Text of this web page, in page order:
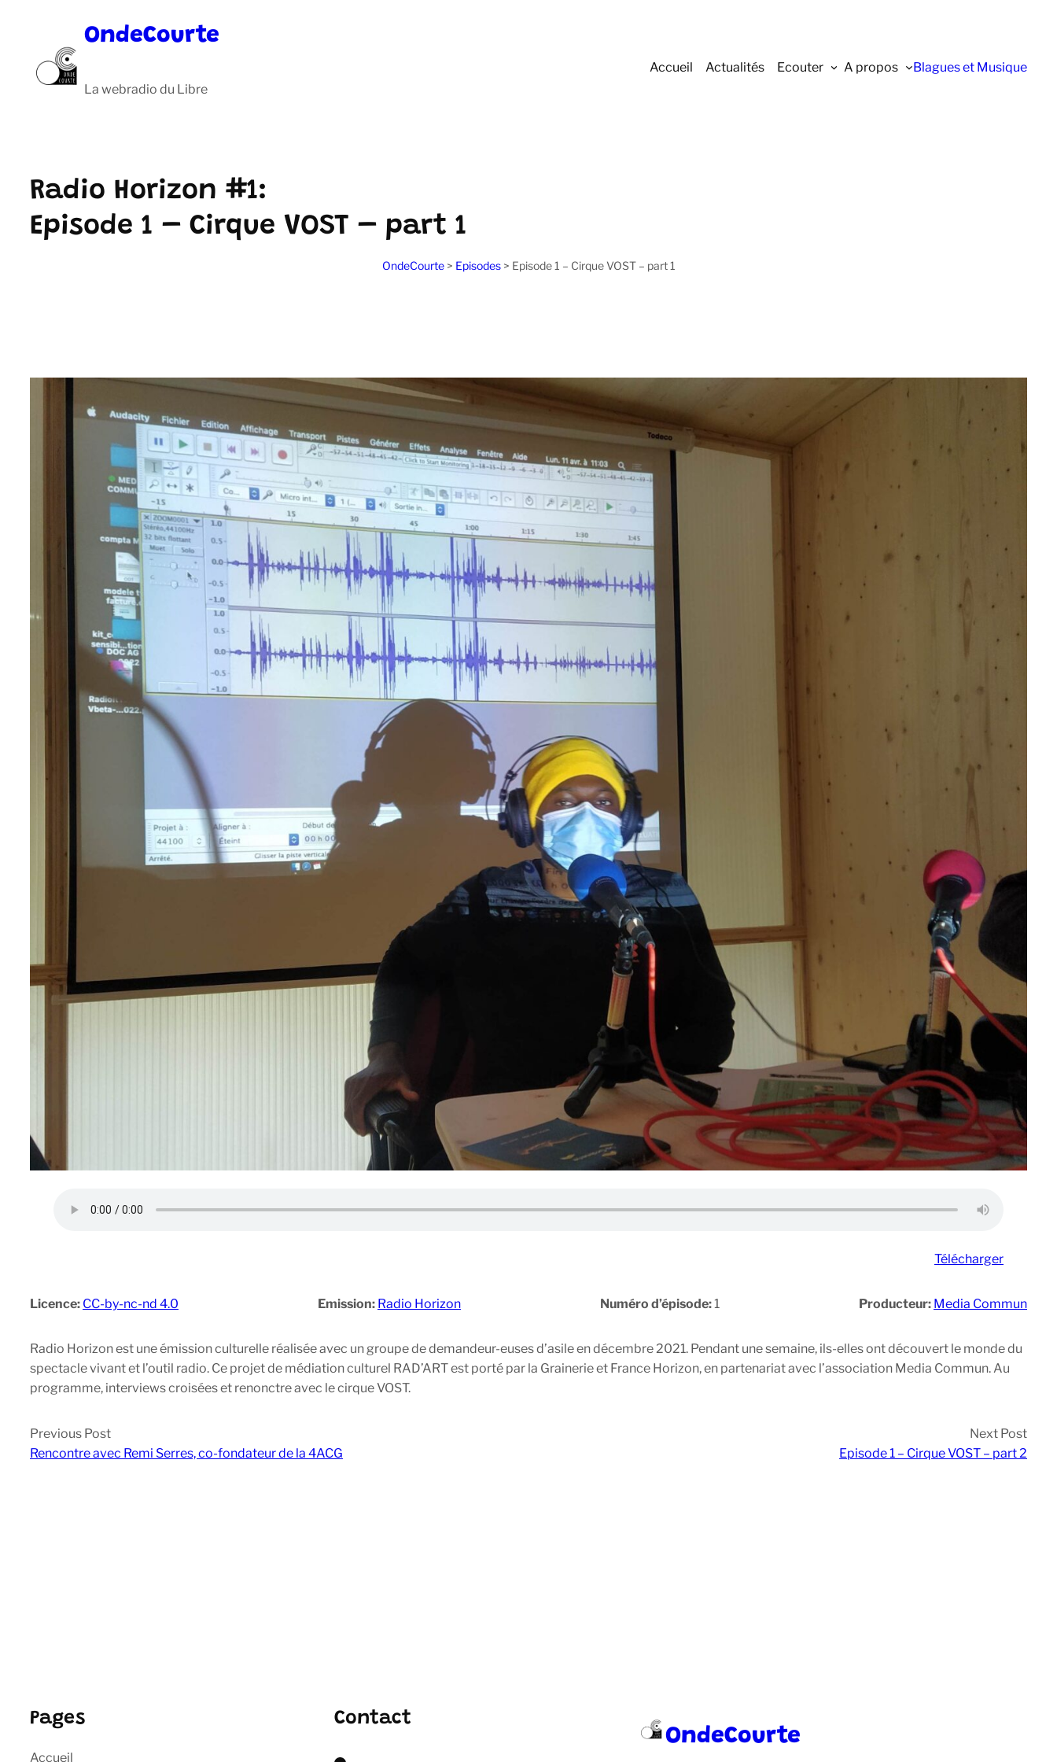
OndeCourte
La webradio du Libre
Accueil Actualités Ecouter A propos Blagues et Musique
Radio Horizon #1:
Episode 1 – Cirque VOST – part 1
OndeCourte> Episodes> Episode 1 – Cirque VOST – part 1
Télécharger
Licence: CC-by-nc-nd 4.0 Emission: Radio Horizon Numéro d’épisode:1 Producteur: Media Commun
Radio Horizon est une émission culturelle réalisée avec un groupe de demandeur-euses d’asile en décembre 2021. Pendant une semaine, ils-elles ont découvert le monde du
spectacle vivant et l’outil radio. Ce projet de médiation culturel RAD’ART est porté par la Grainerie et France Horizon, en partenariat avec l’association Media Commun. Au
programme, interviews croisées et renonctre avec le cirque VOST.
Previous Post
Rencontre avec Remi Serres, co-fondateur de la 4ACG
Next Post
Episode 1 – Cirque VOST – part 2
Pages
Accueil
Contact
OndeCourte